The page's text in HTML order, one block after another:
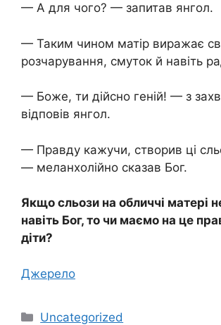
— А для чого? — запитав янгол.
— Таким чином матір виражає
розчарування, смуток й навіть
— Боже, ти дійсно геній! — з
відповів янгол.
— Правду кажучи, створив ці
— меланхолійно сказав Бог.
Якщо сльози на обличчі матері
навіть Бог, то чи маємо на це
діти?
Джерело
Категорії
Uncategorized